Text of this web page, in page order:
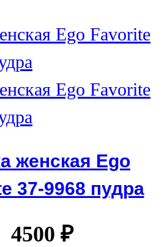
женская Ego
37-9968 пудра
4500 ₽